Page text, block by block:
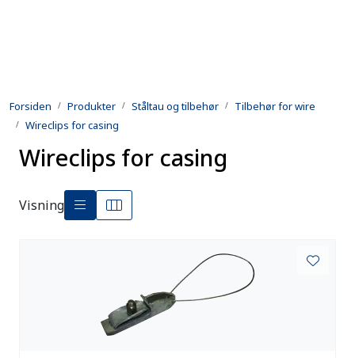
Forsiden Produkter Ståltau og tilbehør
Tilbehør for wire
Wireclips for casing
Wireclips for casing
Visning
Utleie
Kontroll og reparasjon
Forsvarsindustri